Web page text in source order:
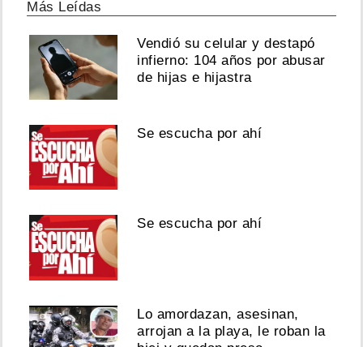
Más Leídas
Vendió su celular y destapó
infierno: 104 años por abusar
de hijas e hijastra
Se escucha por ahí
Se escucha por ahí
Lo amordazan, asesinan,
arrojan a la playa, le roban la